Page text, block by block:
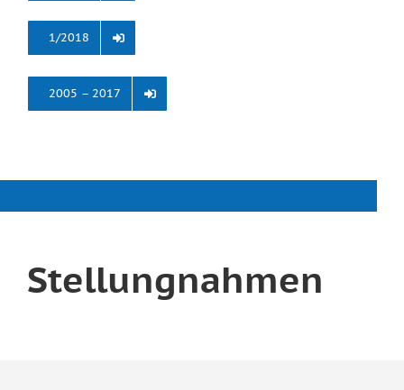
1/2018
2005 – 2017
Stellungnahmen